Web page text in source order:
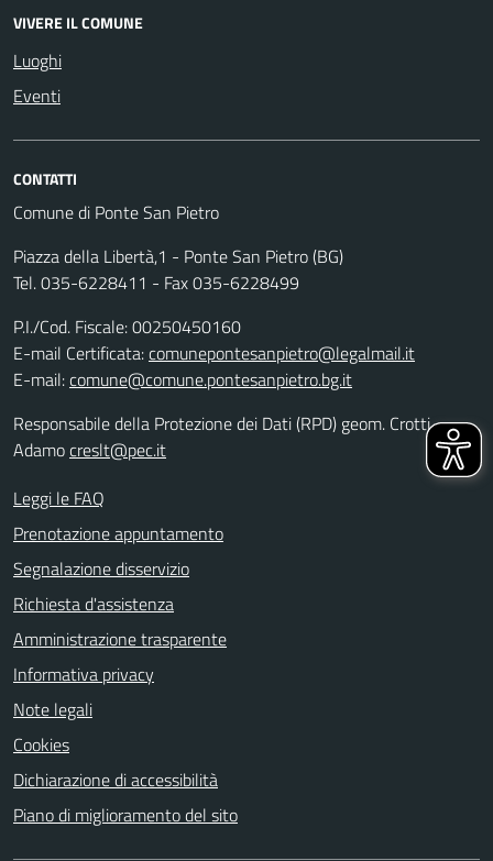
VIVERE IL COMUNE
Luoghi
Eventi
CONTATTI
Comune di Ponte San Pietro
Piazza della Libertà,1 - Ponte San Pietro (BG)
Tel. 035-6228411 - Fax 035-6228499
P.I./Cod. Fiscale: 00250450160
E-mail Certificata:comunepontesanpietro@legalmail.it
E-mail:comune@comune.pontesanpietro.bg.it
Responsabile della Protezione dei Dati (RPD) geom. Crotti
Adamocreslt@pec.it
Leggi le FAQ
Prenotazione appuntamento
Segnalazione disservizio
Richiesta d'assistenza
Amministrazione trasparente
Informativa privacy
Note legali
Cookies
Dichiarazione di accessibilità
Piano di miglioramento del sito